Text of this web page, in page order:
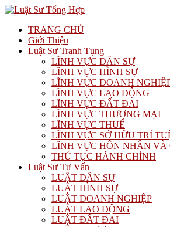
TRANG CHỦ
Giới Thiệu
Luật Sư Tranh Tụng
LĨNH VỰC DÂN SỰ
LĨNH VỰC HÌNH SỰ
LĨNH VỰC DOANH
LĨNH VỰC LAO ĐỘNG
LĨNH VỰC ĐẤT ĐAI
LĨNH VỰC THƯƠNG MẠI
LĨNH VỰC THUẾ
LĨNH VỰC SỞ HỮU TRÍ
LĨNH VỰC HÔN NHÂN VÀ
THỦ TỤC HÀNH CHÍNH
Luật Sư Tư Vấn
LUẬT DÂN SỰ
LUẬT HÌNH SỰ
LUẬT DOANH NGHIỆP
LUẬT LAO ĐỘNG
LUẬT ĐẤT ĐAI